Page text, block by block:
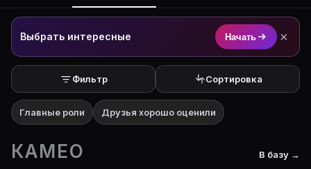
Выбрать интересные Начать ×
Фильтр Сортировка
Главные роли Друзья хорошо оценили
КАМЕО В базу →